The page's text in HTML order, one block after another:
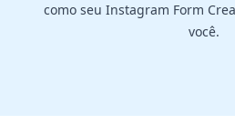
como seu Instagram Form
você.